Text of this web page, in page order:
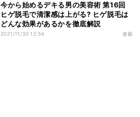
今から始めるデキる男の美容術 第16回
ヒゲ脱毛で清潔感は上がる? ヒゲ脱毛は
どんな効果があるかを徹底解説
2021/11/30 12:54 連載